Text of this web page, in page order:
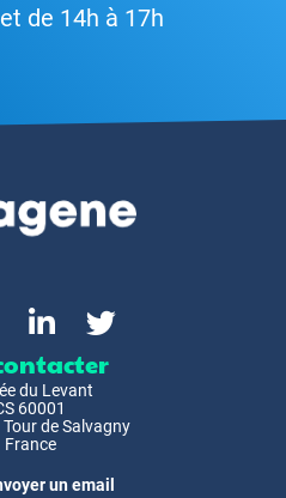
de 14h à 17h
du Levant
60001
de Salvagny
France
un email